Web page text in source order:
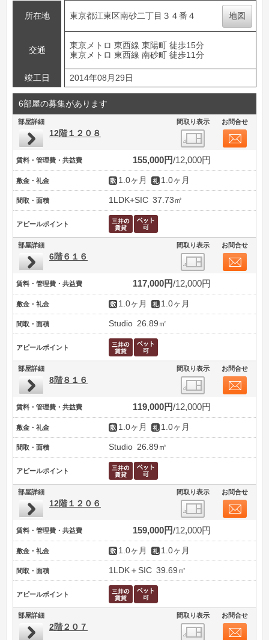
所在地 東京都江東区南砂二丁目３４番４ 地図
交通
東京メトロ 東西線 東陽町 徒歩15分
東京メトロ 東西線 南砂町 徒歩11分
竣工日 2014年08月29日
6部屋の募集があります
部屋詳細 間取り表示 お問合せ
12階１２０８
賃料・管理費・共益費 155,000円 12,000円
敷金・礼金 1.0ヶ月 1.0ヶ月
間取・面積 1LDK+SIC 37.73㎡
アピールポイント
部屋詳細 間取り表示 お問合せ
6階６１６
賃料・管理費・共益費 117,000円 12,000円
敷金・礼金 1.0ヶ月 1.0ヶ月
間取・面積 Studio 26.89㎡
アピールポイント
部屋詳細 間取り表示 お問合せ
8階８１６
賃料・管理費・共益費 119,000円 12,000円
敷金・礼金 1.0ヶ月 1.0ヶ月
間取・面積 Studio 26.89㎡
アピールポイント
部屋詳細 間取り表示 お問合せ
12階１２０６
賃料・管理費・共益費 159,000円 12,000円
敷金・礼金 1.0ヶ月 1.0ヶ月
間取・面積 1LDK＋SIC 39.69㎡
アピールポイント
部屋詳細 間取り表示 お問合せ
2階２０７